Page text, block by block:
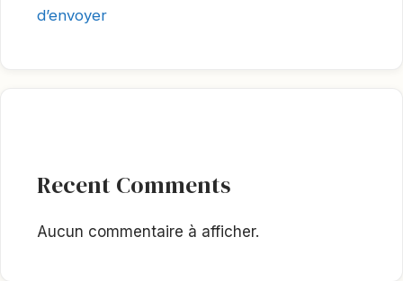
d’envoyer
Recent Comments
Aucun commentaire à afficher.